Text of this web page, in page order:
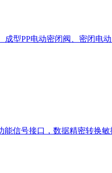
型PP电动密闭阀、密闭电
信号接口，数据精密转换敏